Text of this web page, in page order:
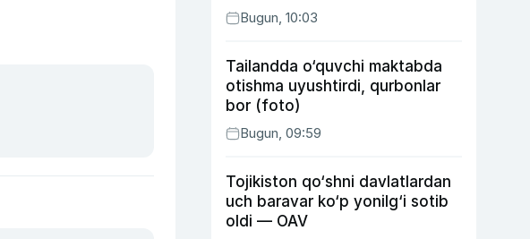
Bugun, 10:03
Tailandda o‘quvchi maktabda
otishma uyushtirdi, qurbonlar
bor (foto)
Bugun, 09:59
Tojikiston qo‘shni davlatlardan
uch baravar ko‘p yonilg‘i sotib
oldi — OAV